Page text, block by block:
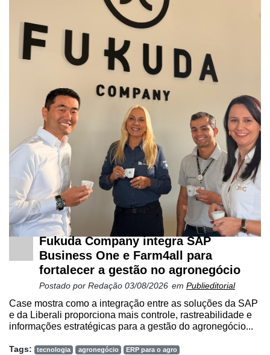
Fukuda Company integra SAP
Business One e Farm4all para
fortalecer a gestão no agronegócio
Postado por Redação 03/08/2026 em Publieditorial
Case mostra como a integração entre as soluções da SAP
e da Liberali proporciona mais controle, rastreabilidade e
informações estratégicas para a gestão do agronegócio...
Tags: tecnologia agronegócio
ERP para o agro